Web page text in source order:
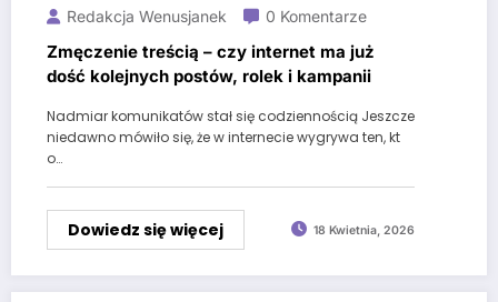
Redakcja Wenusjanek 0 Komentarze
Zmęczenie treścią – czy internet ma już
dość kolejnych postów, rolek i kampanii
Nadmiar komunikatów stał się codziennością Jeszcze
niedawno mówiło się, że w internecie wygrywa ten, kt
o…
Dowiedz się więcej 18 Kwietnia, 2026